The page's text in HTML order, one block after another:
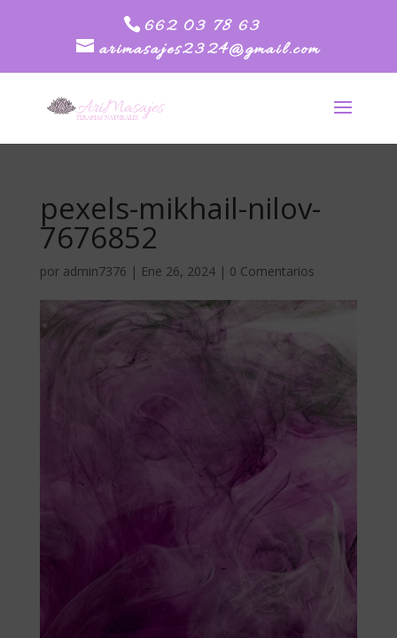
662 03 78 63
arimasajes2324@gmail.com
pexels-mikhail-nilov-
7676852
por admin7376 | Ene 26, 2024| 0 Comentarios